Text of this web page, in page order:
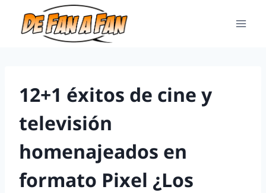
12+1 éxitos de cine y
televisión
homenajeados en
formato Pixel ¿Los